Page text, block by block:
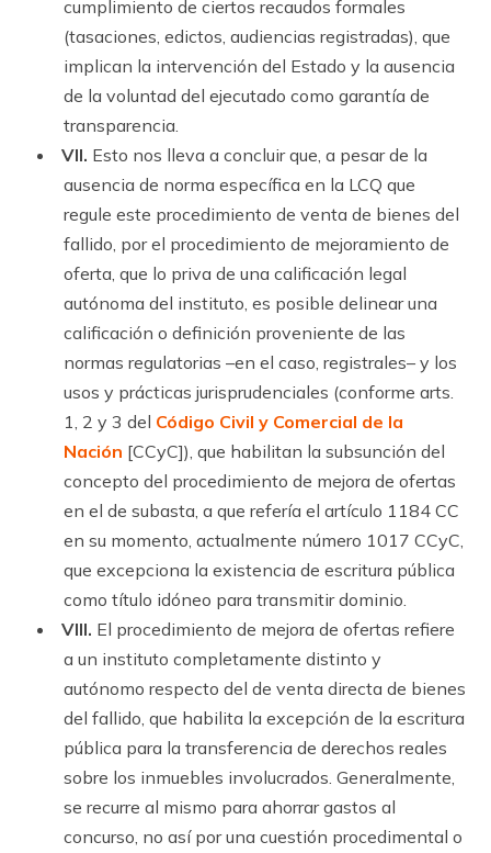
cumplimiento de ciertos recaudos formales
(tasaciones, edictos, audiencias registradas), que
implican la intervención del Estado y la ausencia
de la voluntad del ejecutado como garantía de
transparencia.
VII. Esto nos lleva a concluir que, a pesar de la
ausencia de norma específica en la LCQ que
regule este procedimiento de venta de bienes del
fallido, por el procedimiento de mejoramiento de
oferta, que lo priva de una calificación legal
autónoma del instituto, es posible delinear una
calificación o definición proveniente de las
normas regulatorias –en el caso, registrales– y los
usos y prácticas jurisprudenciales (conforme arts.
1, 2 y 3 del Código Civil y Comercial de la
Nación [CCyC]), que habilitan la subsunción del
concepto del procedimiento de mejora de ofertas
en el de subasta, a que refería el artículo 1184 CC
en su momento, actualmente número 1017 CCyC,
que excepciona la existencia de escritura pública
como título idóneo para transmitir dominio.
VIII. El procedimiento de mejora de ofertas refiere
a un instituto completamente distinto y
autónomo respecto del de venta directa de bienes
del fallido, que habilita la excepción de la escritura
pública para la transferencia de derechos reales
sobre los inmuebles involucrados. Generalmente,
se recurre al mismo para ahorrar gastos al
concurso, no así por una cuestión procedimental o